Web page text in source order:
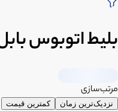
بلیط اتوبوس
مرتب‌سازی
نزدیک‌ترین زمان کمترین قیمت